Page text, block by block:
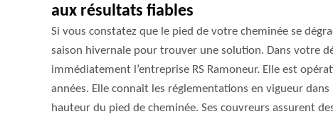
aux résultats fiables
Si vous constatez que le pied de votre cheminée se
saison hivernale pour trouver une solution. Dans votre
immédiatement l’entreprise RS Ramoneur. Elle est
années. Elle connait les réglementations en vigueur
hauteur du pied de cheminée. Ses couvreurs assurent